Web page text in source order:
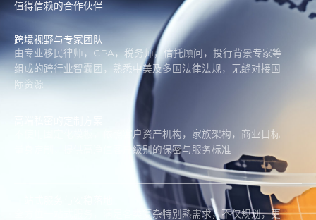
值得信赖的合作伙伴
跨境视野与专家团队
由专业移民律师，CPA，税务师，信托顾问，投行背景专家等
组成的跨行业智囊团，熟悉中美及多国法律法规，无缝对接国
际资源
不使用固定化模板，依照客户资产机构，家族架构，商业目标
量身定制，提供高净值客户级别的保密与服务标准
全方位一站式服务，满足各类复杂特别熟需求，不仅规划，更